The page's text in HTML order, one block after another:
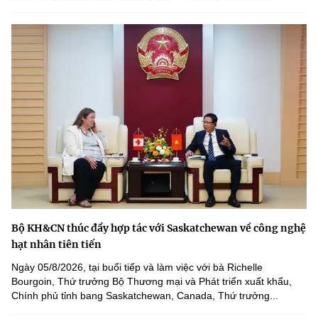
Bộ KH&CN thúc đẩy hợp tác với Saskatchewan về công nghệ
hạt nhân tiên tiến
Ngày 05/8/2026, tại buổi tiếp và làm việc với bà Richelle
Bourgoin, Thứ trưởng Bộ Thương mại và Phát triển xuất khẩu,
Chính phủ tỉnh bang Saskatchewan, Canada, Thứ trưởng...